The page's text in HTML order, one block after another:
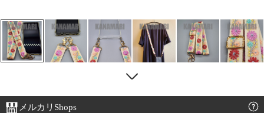
メルカリShops